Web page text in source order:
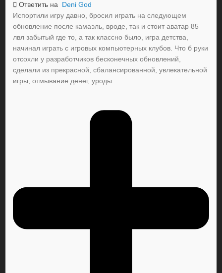
Ответить на Deni God
Испортили игру давно, бросил играть на следующем
обновление после камаэль, вроде, так и стоит аватар 85
лвл забытый где то, а так классно было, игра детства,
начинал играть с игровых компьютерных клубов. Что б руки
отсохли у разработчиков бесконечных обновлений,
сделали из прекрасной, сбалансированной, увлекательной
игры, отмывание денег, уроды.